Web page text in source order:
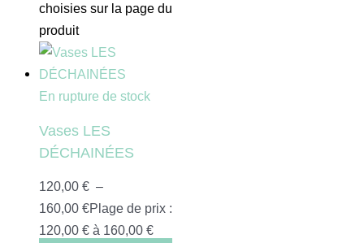
choisies sur la page du
produit
En rupture de stock
Vases LES
DÉCHAINÉES
120,00 € –
160,00 €Plage de prix :
120,00 € à 160,00 €